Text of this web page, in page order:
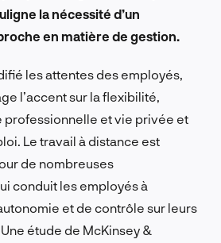
la nécessité d’un
en matière de gestion.
les attentes des employés,
l’accent sur la flexibilité,
professionnelle et vie privée et
Le travail à distance est
de nombreuses
conduit les employés à
et de contrôle sur leurs
étude de McKinsey &